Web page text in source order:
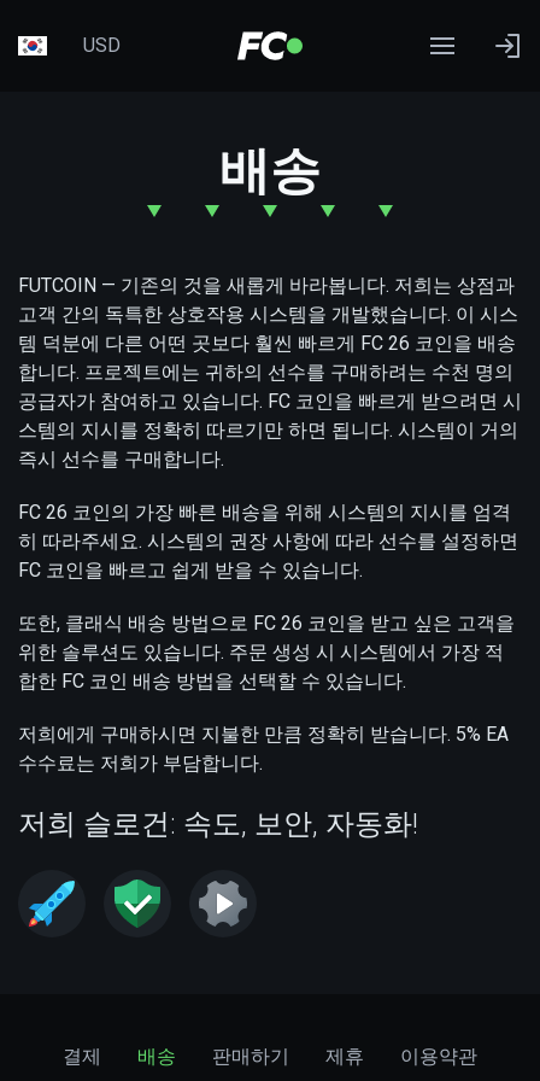
USD
배송
FUTCOIN — 기존의 것을 새롭게 바라봅니다. 저희는 상점과
고객 간의 독특한 상호작용 시스템을 개발했습니다. 이 시스
템 덕분에 다른 어떤 곳보다 훨씬 빠르게 FC 26 코인을 배송
합니다. 프로젝트에는 귀하의 선수를 구매하려는 수천 명의
공급자가 참여하고 있습니다. FC 코인을 빠르게 받으려면 시
스템의 지시를 정확히 따르기만 하면 됩니다. 시스템이 거의
즉시 선수를 구매합니다.
FC 26 코인의 가장 빠른 배송을 위해 시스템의 지시를 엄격
히 따라주세요. 시스템의 권장 사항에 따라 선수를 설정하면
FC 코인을 빠르고 쉽게 받을 수 있습니다.
또한, 클래식 배송 방법으로 FC 26 코인을 받고 싶은 고객을
위한 솔루션도 있습니다. 주문 생성 시 시스템에서 가장 적
합한 FC 코인 배송 방법을 선택할 수 있습니다.
저희에게 구매하시면 지불한 만큼 정확히 받습니다. 5% EA
수수료는 저희가 부담합니다.
저희 슬로건: 속도, 보안, 자동화!
결제 배송 판매하기 제휴 이용약관